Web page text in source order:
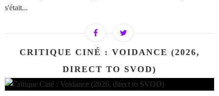
s'était...
CRITIQUE CINÉ : VOIDANCE (2026,
DIRECT TO SVOD)